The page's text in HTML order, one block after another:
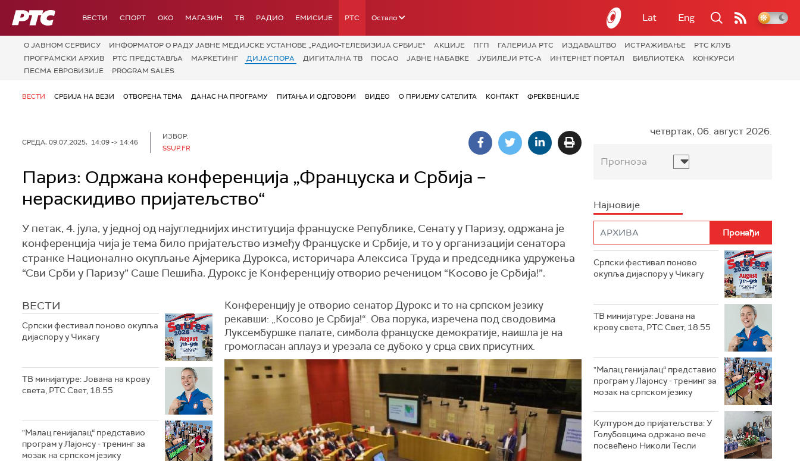
РТС ВЕСТИ СПОРТ OKO МАГАЗИН ТВ РАДИО ЕМИСИЈЕ РТС Остало Lat Eng
О JАВНОМ СЕРВИСУ ИНФОРМАТОР О РАДУ ЈАВНЕ МЕДИЈСКЕ УСТАНОВЕ „РАДИО-ТЕЛЕВИЗИЈА СРБИЈЕ“ АКЦИЈЕ ПГП ГАЛЕРИЈА РТС ИЗДАВАШТВО ИСТРАЖИВАЊЕ
РТС КЛУБ
ПРОГРАМСКИ АРХИВ
РТС ПРЕДСТАВЉА МАРКЕТИНГ ДИЈАСПОРА ДИГИТАЛНА ТВ ПОСАО ЈАВНЕ НАБАВКЕ ЈУБИЛЕЈИ РТС-А ИНТЕРНЕТ ПОРТАЛ БИБЛИОТЕКА
КОНКУРСИ
ПЕСМА ЕВРОВИЗИЈЕ
PROGRAM SALES
ВЕСТИ СРБИЈА НА ВЕЗИ ОТВОРЕНА ТЕМА ДАНАС НА ПРОГРАМУ ПИТАЊА И ОДГОВОРИ ВИДЕО О ПРИЈЕМУ САТЕЛИТА КОНТАКТ ФРЕКВЕНЦИЈЕ
СРЕДА, 09.07.2025, 14:09 -> 14:46
ИЗВОР:
SSUP.FR
Париз: Одржана конференција „Француска и Србија –
нераскидиво пријатељство“
У петак, 4. јула, у једној од најугледнијих институција француске Републике, Сенату у Паризу, одржана је
конференција чија је тема било пријатељство између Француске и Србије, и то у организацији сенатора
странке Национално окупљање Ајмерика Дурокса, историчара Алексиса Труда и председника удружења
“Сви Срби у Паризу” Саше Пешића. Дурокс је Конференцију отворио реченицом “Косово је Србија!”.
ВЕСТИ
Српски фестивал поново окупља
дијаспору у Чикагу
ТВ минијатуре: Јована на крову
света, РТС Свет, 18.55
"Малац генијалац“ представио
програм у Лајонсу - тренинг за
мозак на српском језику
Конференцију је отворио сенатор Дурокс и то на српском језику
рекавши: „Косово је Србија!“. Ова порука, изречена под сводовима
Луксембуршке палате, симбола француске демократије, наишла је на
громогласан аплауз и урезала се дубоко у срца свих присутних.
четвртак, 06. август 2026.
Прогноза
Најновије
Српски фестивал поново
окупља дијаспору у Чикагу
ТВ минијатуре: Јована на
крову света, РТС Свет, 18.55
"Малац генијалац“ представио
програм у Лајонсу - тренинг за
мозак на српском језику
Културом до пријатељства: У
Голубовцима одржано вече
посвећено Николи Тесли